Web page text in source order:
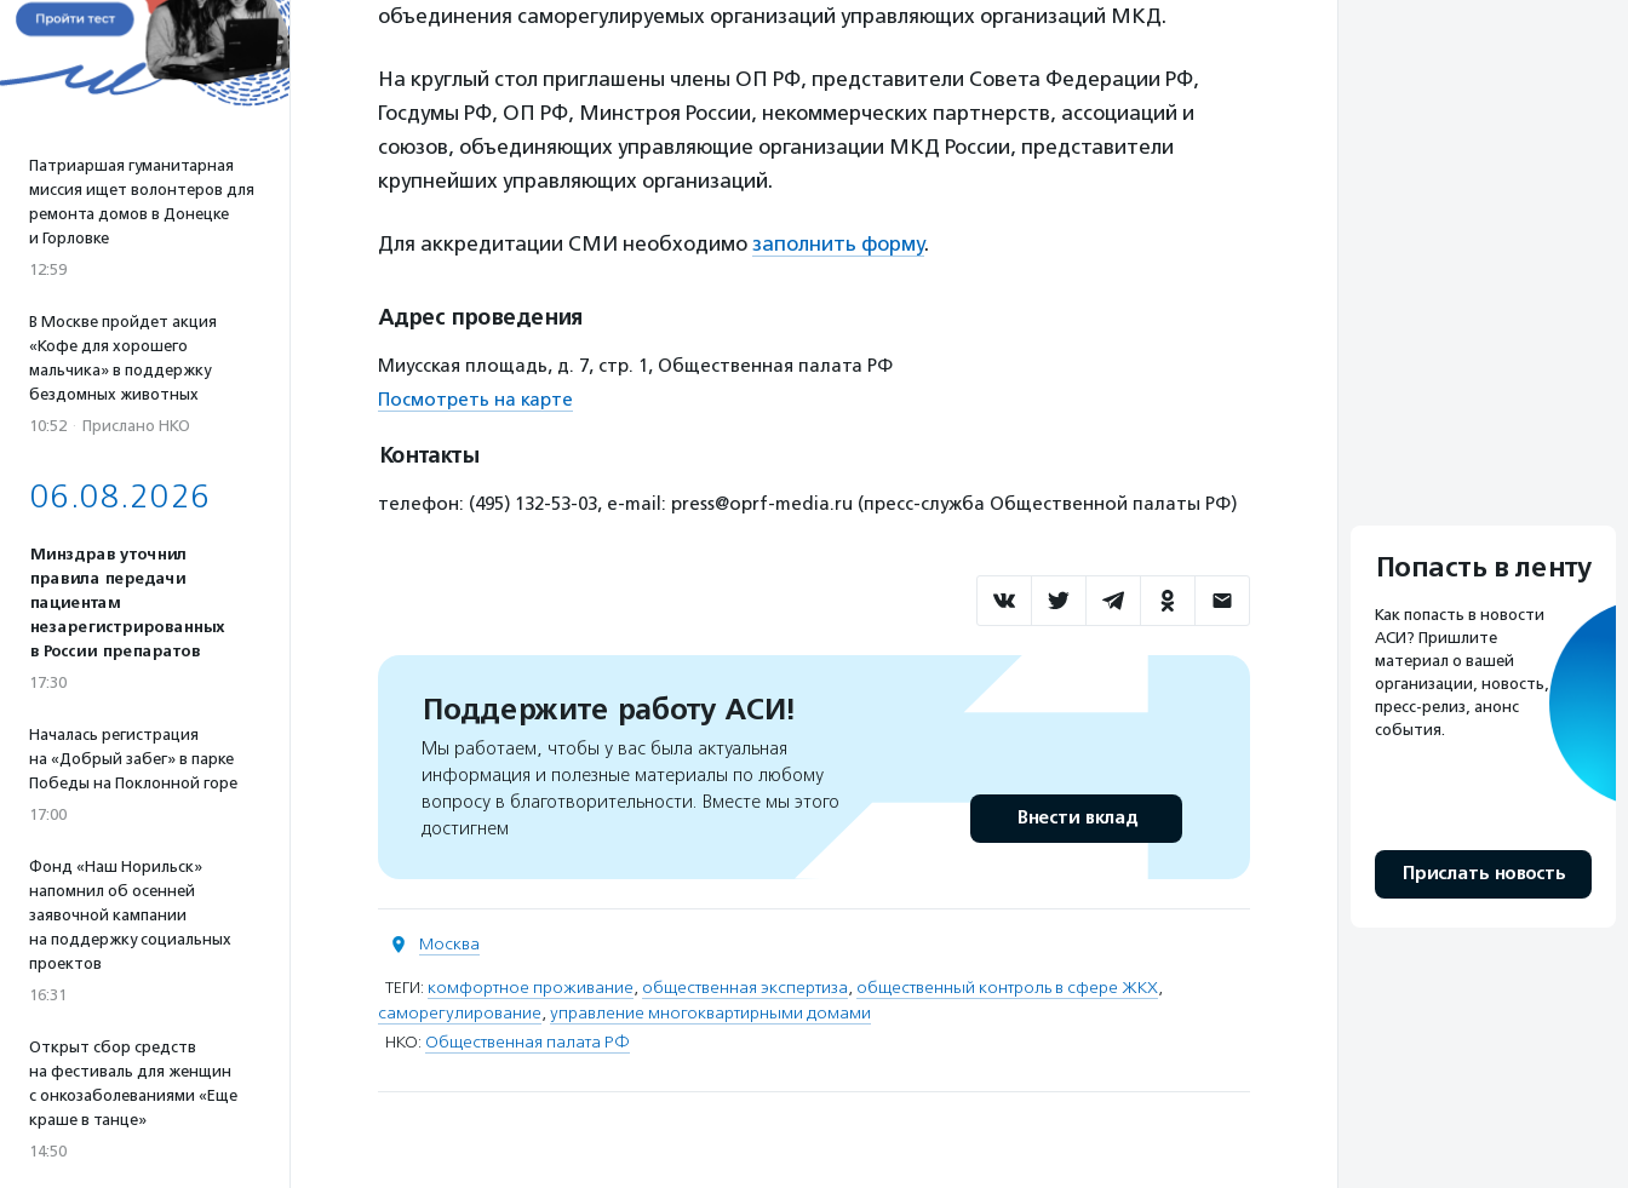
Патриаршая гуманитарная
миссия ищет волонтеров для
ремонта домов в Донецке
и Горловке
12:59
В Москве пройдет акция
«Кофе для хорошего
мальчика» в поддержку
бездомных животных
10:52 · Прислано НКО
06.08.2026
Минздрав уточнил
правила передачи
пациентам
незарегистрированных
в России препаратов
17:30
Началась регистрация
на «Добрый забег» в парке
Победы на Поклонной горе
17:00
Фонд «Наш Норильск»
напомнил об осенней
заявочной кампании
на поддержку социальных
проектов
16:31
Открыт сбор средств
на фестиваль для женщин
с онкозаболеваниями «Еще
краше в танце»
14:50
объединения саморегулируемых организаций управляющих организаций МКД.
На круглый стол приглашены члены ОП РФ, представители Совета Федерации РФ,
Госдумы РФ, ОП РФ, Минстроя России, некоммерческих партнерств, ассоциаций и
союзов, объединяющих управляющие организации МКД России, представители
крупнейших управляющих организаций.
Для аккредитации СМИ необходимо заполнить форму.
Адрес проведения
Миусская площадь, д. 7, стр. 1, Общественная палата РФ
Посмотреть на карте
Контакты
телефон: (495) 132-53-03, e-mail: press@oprf-media.ru (пресс-служба Общественной палаты РФ)
Поддержите работу АСИ!
Мы работаем, чтобы у вас была актуальная
информация и полезные материалы по любому
вопросу в благотворительности. Вместе мы этого
достигнем
Внести вклад
Москва
ТЕГИ: комфортное проживание, общественная экспертиза, общественный контроль в сфере ЖКХ,
саморегулирование, управление многоквартирными домами
НКО: Общественная палата РФ
Попасть в ленту
Как попасть в новости
АСИ? Пришлите
материал о вашей
организации, новость,
пресс-релиз, анонс
события.
Прислать новость